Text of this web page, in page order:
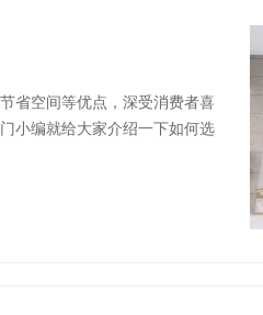
省空间等优点，深受消费者喜
小编就给大家介绍一下如何选